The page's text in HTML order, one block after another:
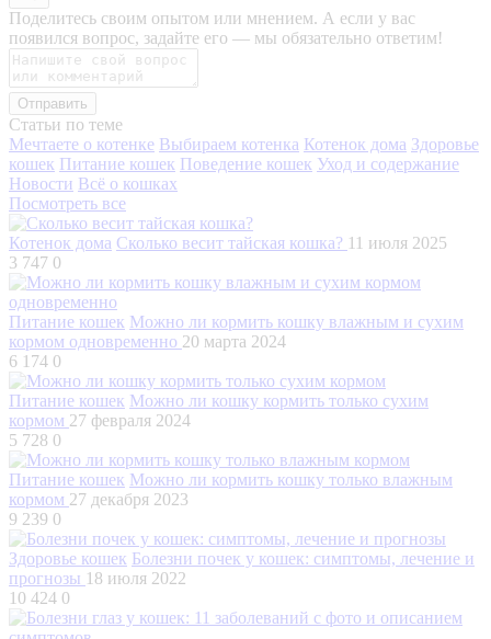
Поделитесь своим опытом или мнением. А если у вас
появился вопрос, задайте его — мы обязательно ответим!
Отправить
Статьи по теме
Мечтаете о котенке Выбираем котенка Котенок дома Здоровье
кошек Питание кошек Поведение кошек Уход и содержание
Новости Всё о кошках
Посмотреть все
Котенок дома Сколько весит тайская кошка? 11 июля 2025
3 747 0
Питание кошек Можно ли кормить кошку влажным и сухим
кормом одновременно 20 марта 2024
6 174 0
Питание кошек Можно ли кошку кормить только сухим
кормом 27 февраля 2024
5 728 0
Питание кошек Можно ли кормить кошку только влажным
кормом 27 декабря 2023
9 239 0
Здоровье кошек Болезни почек у кошек: симптомы, лечение и
прогнозы 18 июля 2022
10 424 0